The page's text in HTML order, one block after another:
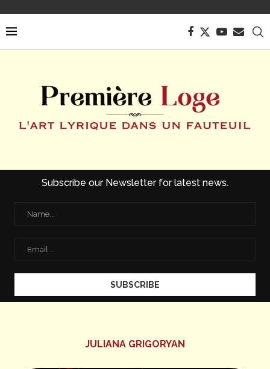
Subscribe our Newsletter for latest news.
JULIANA GRIGORYAN